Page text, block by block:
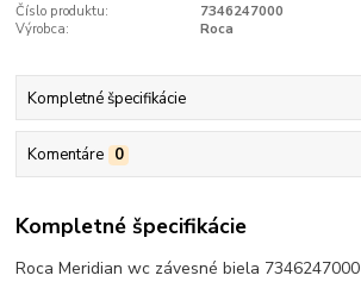
Číslo produktu:
7346247000
Výrobca:
Roca
Kompletné špecifikácie
Komentáre 0
Kompletné špecifikácie
Roca Meridian wc závesné biela 7346247000